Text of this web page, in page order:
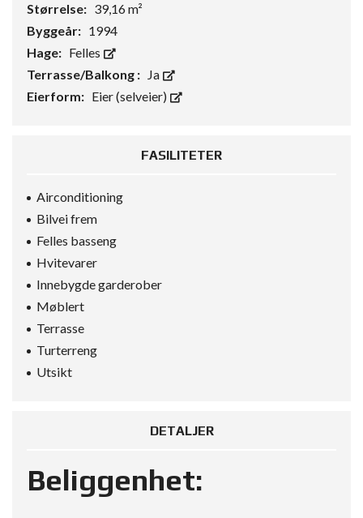
Størrelse: 39,16 m²
Byggeår: 1994
Hage: Felles
Terrasse/Balkong : Ja
Eierform: Eier (selveier)
FASILITETER
Airconditioning
Bilvei frem
Felles basseng
Hvitevarer
Innebygde garderober
Møblert
Terrasse
Turterreng
Utsikt
DETALJER
Beliggenhet: